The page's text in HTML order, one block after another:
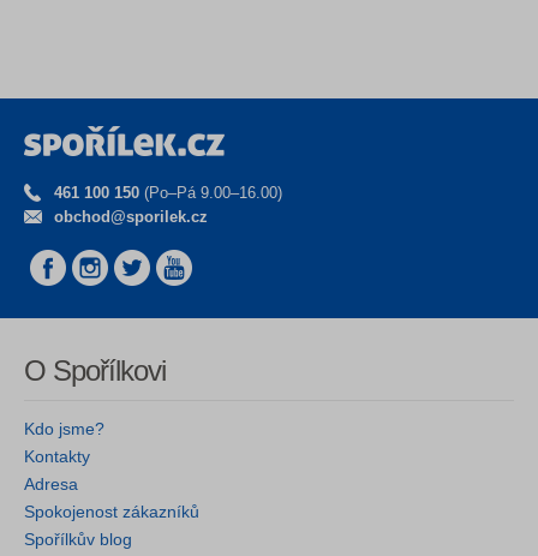
461 100 150 (Po–Pá 9.00–16.00)
obchod@sporilek.cz
O Spořílkovi
Kdo jsme?
Kontakty
Adresa
Spokojenost zákazníků
Spořílkův blog